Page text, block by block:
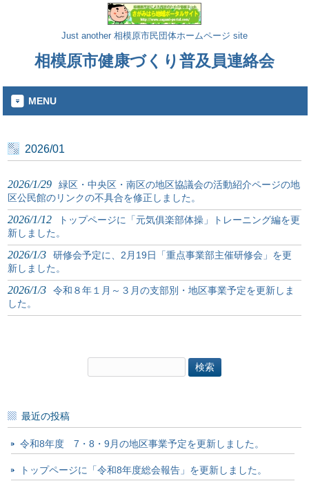
Just another 相模原市民団体ホームページ site
相模原市健康づくり普及員連絡会
MENU
2026/01
2026/1/29
緑区・中央区・南区の地区協議会の活動紹介ページの地
区公民館のリンクの不具合を修正しました。
2026/1/12
トップページに「元気俱楽部体操」トレーニング編を更
新しました。
2026/1/3
研修会予定に、2月19日「重点事業部主催研修会」を更
新しました。
2026/1/3
令和８年１月～３月の支部別・地区事業予定を更新しま
した。
索:
最近の投稿
令和8年度 7・8・9月の地区事業予定を更新しました。
トップページに「令和8年度総会報告」を更新しました。